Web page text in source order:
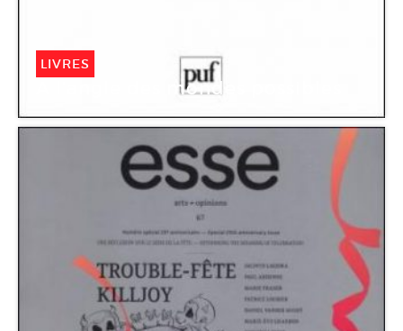
LIVRES
A l’angle des mondes possibles